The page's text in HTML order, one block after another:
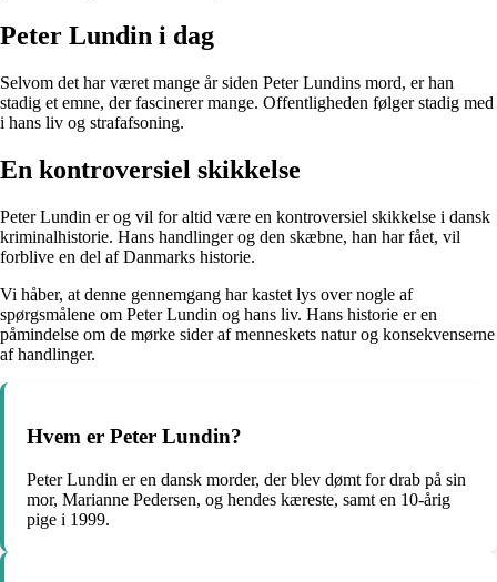
Peter Lundin i dag
Selvom det har været mange år siden Peter Lundins mord, er han
stadig et emne, der fascinerer mange. Offentligheden følger stadig med
i hans liv og strafafsoning.
En kontroversiel skikkelse
Peter Lundin er og vil for altid være en kontroversiel skikkelse i dansk
kriminalhistorie. Hans handlinger og den skæbne, han har fået, vil
forblive en del af Danmarks historie.
Vi håber, at denne gennemgang har kastet lys over nogle af
spørgsmålene om Peter Lundin og hans liv. Hans historie er en
påmindelse om de mørke sider af menneskets natur og konsekvenserne
af handlinger.
Hvem er Peter Lundin?
Peter Lundin er en dansk morder, der blev dømt for drab på sin
mor, Marianne Pedersen, og hendes kæreste, samt en 10-årig
pige i 1999.